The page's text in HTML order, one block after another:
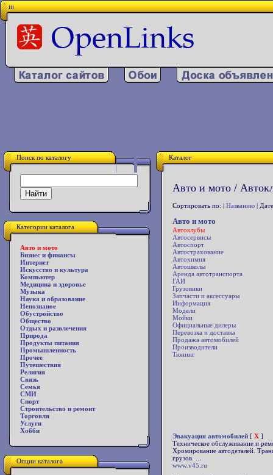
iii
Поиск по каталогу
Категории каталога
Авто и мото
Бизнес и финансы
Интернет
Искусство и культура
Компьютер
Медицина и здоровье
Музыка
Наука и образование
Непознаное
Обустройство
Общество
Отдых и развлечения
Природа
Продукты питания
Промышленность
Прочее
Путешествия
Религия
Связь
Семья
СМИ
Спорт
Строительство и ремонт
Торговля
Услуги
Хобби
Опции каталога
Каталог
Авто и мото /
Сортировать по: | Названию |
Авто и мото
Автоклубы
Автосервисы
Автоспорт
Автострахование
Автохимия
Автошколы
Аренда автотранспорта
ГАИ
Грузовики
Запчасти и аксессуары
Информация
Модели
Мойки
Официальные дилеры
Перевозка и доставка
Продажа автомобилей
Производители
Тюнинг
Эвакуация автомобилей [ X ]
Техническое обслуживание и
Хромирование автодеталей.
грузов. ...
www.v45.ru